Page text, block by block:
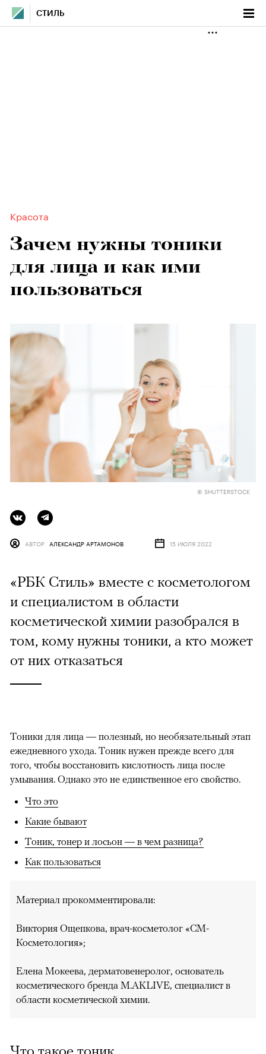
СТИЛЬ
Красота
Зачем нужны тоники
для лица и как ими
пользоваться
© SHUTTERSTOCK
АВТОР АЛЕКСАНДР АРТАМОНОВ 15 ИЮЛЯ 2022
«РБК Стиль» вместе с косметологом
и специалистом в области
косметической химии разобрался в
том, кому нужны тоники, а кто может
от них отказаться
Тоники для лица — полезный, но необязательный этап
ежедневного ухода. Тоник нужен прежде всего для
того, чтобы восстановить кислотность лица после
умывания. Однако это не единственное его свойство.
Что это
Какие бывают
Тоник, тонер и лосьон — в чем разница?
Как пользоваться
Материал прокомментировали:
Виктория Ощепкова, врач-косметолог «СМ-
Косметология»;
Елена Мокеева, дерматовенеролог, основатель
косметического бренда M.AKLIVE, специалист в
области косметической химии.
Что такое тоник